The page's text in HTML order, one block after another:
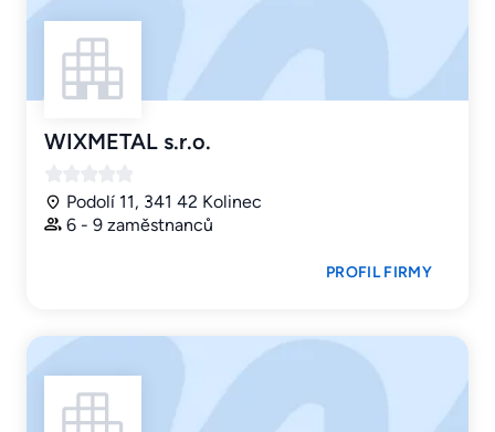
WIXMETAL s.r.o.
Podolí 11, 341 42 Kolinec
6 - 9 zaměstnanců
PROFIL FIRMY